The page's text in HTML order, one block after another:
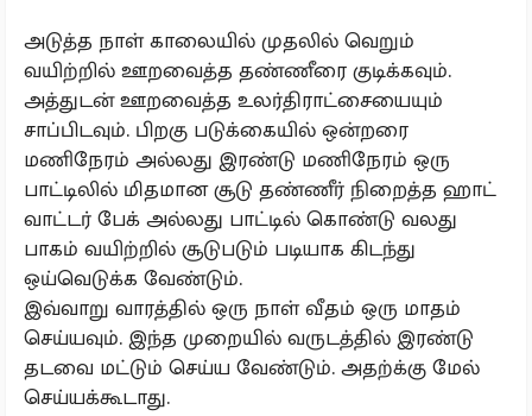
அடுத்த நாள் காலையில் முதலில் வெறும்
வயிற்றில் ஊறவைத்த தண்ணீரை குடிக்கவும்.
அத்துடன் ஊறவைத்த உலர்திராட்சையையும்
சாப்பிடவும். பிறகு படுக்கையில் ஒன்றரை
மணிநேரம் அல்லது இரண்டு மணிநேரம் ஒரு
பாட்டிலில் மிதமான சூடு தண்ணீர் நிறைத்த ஹாட்
வாட்டர் பேக் அல்லது பாட்டில் கொண்டு வலது
பாகம் வயிற்றில் சூடுபடும் படியாக கிடந்து
ஒய்வெடுக்க வேண்டும்.
இவ்வாறு வாரத்தில் ஒரு நாள் வீதம் ஒரு மாதம்
செய்யவும். இந்த முறையில் வருடத்தில் இரண்டு
தடவை மட்டும் செய்ய வேண்டும். அதற்க்கு மேல்
செய்யக்கூடாது.